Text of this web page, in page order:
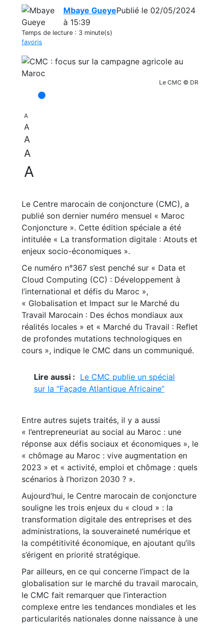
Mbaye GueyePublié le 02/05/2024
à 15:39
Temps de lecture : 3 minute(s)
favoris
Le CMC © DR
A
A
A
A
A
Le Centre marocain de conjoncture (CMC), a
publié son dernier numéro mensuel « Maroc
Conjoncture ». Cette édition spéciale a été
intitulée « La transformation digitale : Atouts et
enjeux socio-économiques ».
Ce numéro n°367 s’est penché sur « Data et
Cloud Computing (CC) : Développement à
l’international et défis du Maroc »,
« Globalisation et Impact sur le Marché du
Travail Marocain : Des échos mondiaux aux
réalités locales » et « Marché du Travail : Reflet
de profondes mutations technologiques en
cours », indique le CMC dans un communiqué.
Lire aussi : Le CMC publie un spécial
sur la “Façade Atlantique Africaine”
Entre autres sujets traités, il y a aussi
« l’entrepreneuriat au social au Maroc : une
réponse aux défis sociaux et économiques », le
« chômage au Maroc : vive augmentation en
2023 » et « activité, emploi et chômage : quels
scénarios à l’horizon 2030 ? ».
Aujourd’hui, le Centre marocain de conjoncture
souligne les trois enjeux du « cloud » : la
transformation digitale des entreprises et des
administrations, la souveraineté numérique et
la compétitivité économique, en ajoutant qu’ils
s’érigent en priorité stratégique.
Par ailleurs, en ce qui concerne l’impact de la
globalisation sur le marché du travail marocain,
le CMC fait remarquer que l’interaction
complexe entre les tendances mondiales et les
particularités nationales donne naissance à une